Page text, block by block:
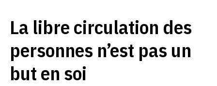
La libre circulation des
personnes n’est pas un
but en soi